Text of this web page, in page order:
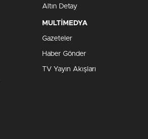
Altın Detay
MULTİMEDYA
Gazeteler
Haber Gönder
TV Yayın Akışları